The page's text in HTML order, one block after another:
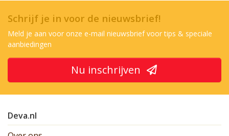
Schrijf je in voor de nieuwsbrief!
Meld je aan voor onze e-mail nieuwsbrief voor tips & speciale
aanbiedingen
Nu inschrijven
Deva.nl